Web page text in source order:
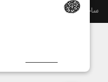
ساخت سایت توسط